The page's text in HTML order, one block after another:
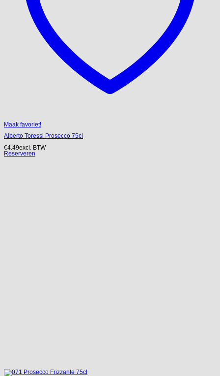
Maak favoriet!
Alberto Toressi Prosecco 75cl
€4.49excl. BTW
Reserveren